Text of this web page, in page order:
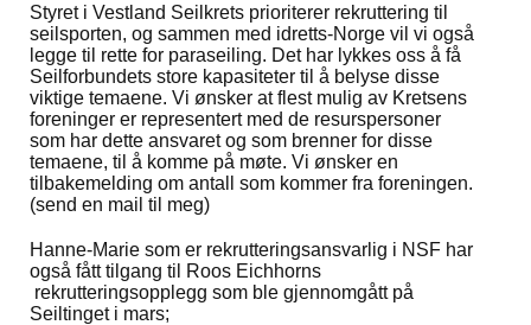
Styret i Vestland Seilkrets prioriterer rekruttering til
seilsporten, og sammen med idretts-Norge vil vi også
legge til rette for paraseiling. Det har lykkes oss å få
Seilforbundets store kapasiteter til å belyse disse
viktige temaene. Vi ønsker at flest mulig av Kretsens
foreninger er representert med de resurspersoner
som har dette ansvaret og som brenner for disse
temaene, til å komme på møte. Vi ønsker en
tilbakemelding om antall som kommer fra foreningen.
(send en mail til meg)
Hanne-Marie som er rekrutteringsansvarlig i NSF har
også fått tilgang til Roos Eichhorns
rekrutteringsopplegg som ble gjennomgått på
Seiltinget i mars;